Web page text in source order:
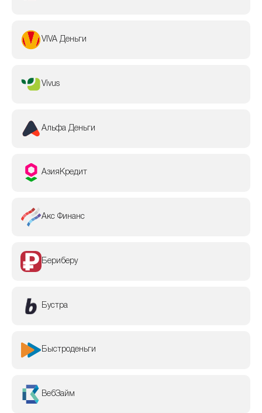
VIVA Деньги
Vivus
Альфа Деньги
АзияКредит
Акс Финанс
Бериберу
Бустра
Быстроденьги
ВебЗайм